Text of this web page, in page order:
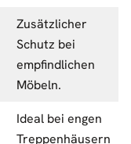
Zusätzlicher
Schutz bei
empfindlichen
Möbeln.
Ideal bei engen
Treppenhäusern